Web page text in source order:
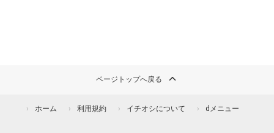
ページトップへ戻る
ホーム 利用規約 イチオシについて dメニュー